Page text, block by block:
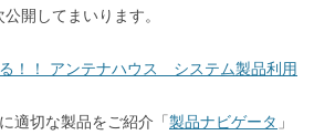
開してまいります。
！！ アンテナハウス システム製品利用
適切な製品をご紹介「製品ナビゲータ 」